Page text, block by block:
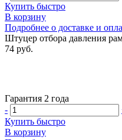
Купить быстро
В корзину
Подробнее о доставке и
Штуцер отбора давления
74 руб.
Гарантия 2 года
-
Купить быстро
В корзину